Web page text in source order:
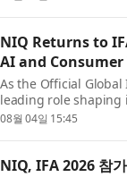
NIQ Returns to
AI and
As the Official Global
leading role
human insight to
08월 04일 15:45
NIQ, IFA 2026 참